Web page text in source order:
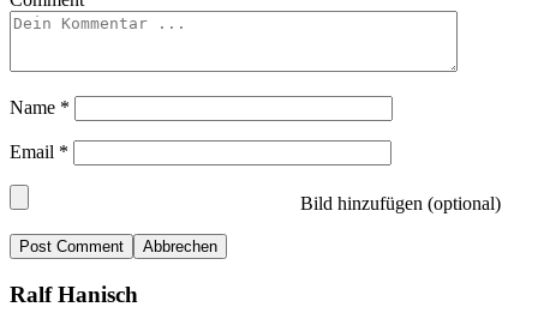
Name *
Email *
Bild hinzufügen (optional)
Abbrechen
Ralf Hanisch